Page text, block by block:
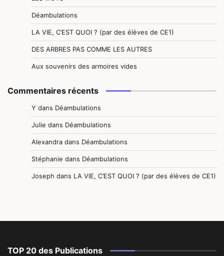
Déambulations
LA VIE, C’EST QUOI ? (par des élèves de CE1)
DES ARBRES PAS COMME LES AUTRES
Aux souvenirs des armoires vides
Commentaires récents
Y dans Déambulations
Julie dans Déambulations
Alexandra dans Déambulations
Stéphanie dans Déambulations
Joseph dans LA VIE, C’EST QUOI ? (par des élèves de CE1)
TOP 20 des Publications